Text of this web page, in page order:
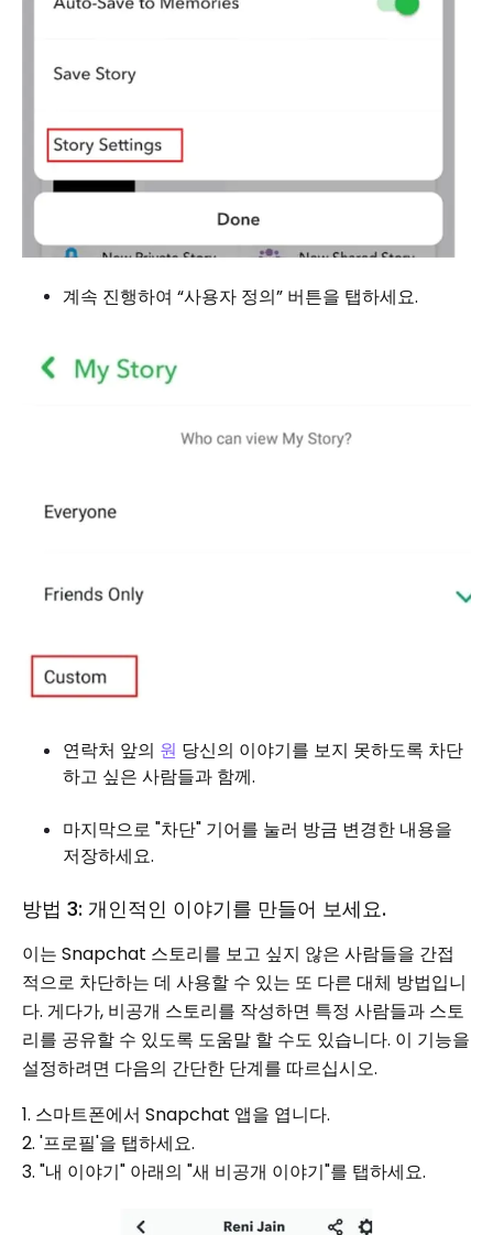
계속 진행하여 “사용자 정의” 버튼을 탭하세요.
연락처 앞의 원 당신의 이야기를 보지 못하도록 차단
하고 싶은 사람들과 함께.
마지막으로 "차단" 기어를 눌러 방금 변경한 내용을
저장하세요.
방법 3: 개인적인 이야기를 만들어 보세요.
이는 Snapchat 스토리를 보고 싶지 않은 사람들을 간접
적으로 차단하는 데 사용할 수 있는 또 다른 대체 방법입니
다. 게다가, 비공개 스토리를 작성하면 특정 사람들과 스토
리를 공유할 수 있도록 도움말 할 수도 있습니다. 이 기능을
설정하려면 다음의 간단한 단계를 따르십시오.
1. 스마트폰에서 Snapchat 앱을 엽니다.
2. '프로필'을 탭하세요.
3. "내 이야기" 아래의 "새 비공개 이야기"를 탭하세요.